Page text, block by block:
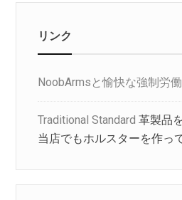
リンク
NoobArmsと愉快な強制労
Traditional Standard 革製品
当店でもホルスターを作っ